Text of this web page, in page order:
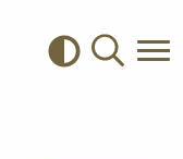
Kontrast